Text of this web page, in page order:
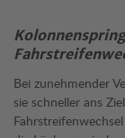
Bei zunehmender
sie schneller ans